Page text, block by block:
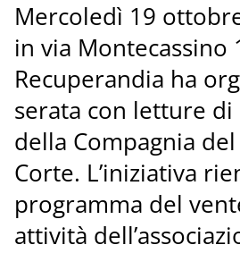
Mercoledì 19
in via Montecassino
Recuperandia ha
serata con letture di
della Compagnia
Corte. L’iniziativa
programma del
attività